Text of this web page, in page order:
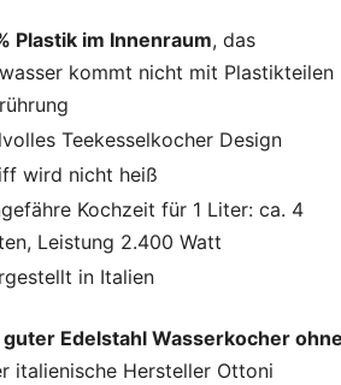
Plastik im Innenraum, das
kommt nicht mit Plastikteilen
Teekesselkocher Design
wird nicht heiß
Kochzeit für 1 Liter: ca. 4
Leistung 2.400 Watt
in Italien
guter Edelstahl Wasserkocher
italienische Hersteller Ottoni